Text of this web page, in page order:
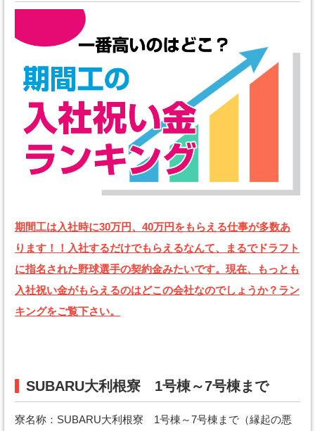
期間工は入社時に30万円、40万円をもらえる仕事が多数あ
ります！！入社するだけでもらえるなんて、まるでドラフト
に指名された野球選手の契約金みたいです。現在、もっとも
入社祝い金がもらえるのはどこの会社なのでしょうか？ラン
キングをご覧下さい。
SUBARU大利根寮 1号棟～7号棟まで
寮名称：SUBARU大利根寮 1号棟～7号棟まで（縁起の悪